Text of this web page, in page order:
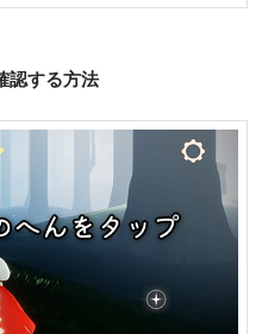
認する方法